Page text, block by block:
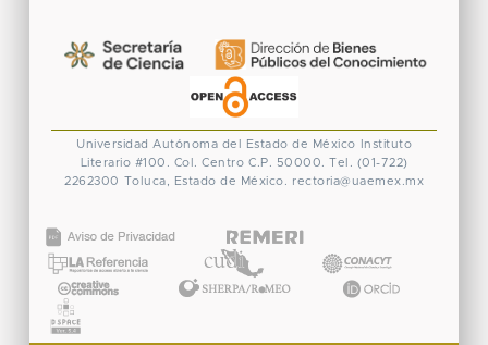
Universidad Autónoma del Estado de México
Instituto
Literario #100. Col. Centro C.P. 50000. Tel. (01-722)
2262300 Toluca, Estado de México. rectoria@uaemex.mx